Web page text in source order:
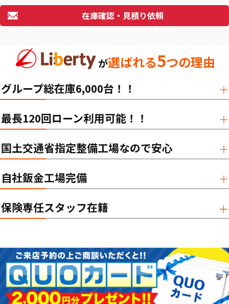
在庫確認・見積り依頼
が選ばれる5つの理由
グループ総在庫6,000台！！
最長120回ローン利用可能！！
国土交通省指定整備工場なので安心
自社鈑金工場完備
保険専任スタッフ在籍